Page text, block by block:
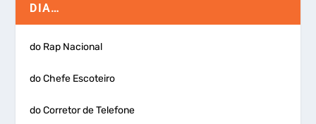
DIA…
do Rap Nacional
do Chefe Escoteiro
do Corretor de Telefone